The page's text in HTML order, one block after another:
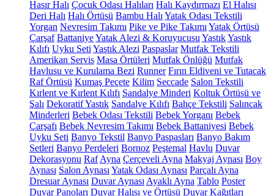
Hasır Halı Çocuk Odası Halıları Halı Kaydırmazı El Halısı
Deri Halı Halı Örtüsü Bambu Halı Yatak Odası Tekstili
Yorgan Nevresim Takımı Pike ve Pike Takımı Yatak Örtüsü
Çarşaf BattaniyeYatak Alezi & Koruyucusu YastıkYastık
Kılıfı Uyku Seti Yastık Alezi Paspaslar Mutfak Tekstili
Amerikan Servis Masa Örtüleri Mutfak Önlüğü Mutfak
Havlusu ve Kurulama Bezi Runner Fırın Eldiveni ve Tutacak
Raf Örtüsü Kumaş Peçete Kilim Seccade Salon Tekstili
Kırlent ve Kırlent Kılıfı Sandalye Minderi Koltuk Örtüsü ve
Şalı Dekoratif Yastık Sandalye Kılıfı Bahçe Tekstili Salıncak
Minderleri Bebek Odası Tekstili Bebek Yorganı Bebek
Çarşafı Bebek Nevresim Takımı Bebek Battaniyesi Bebek
Uyku Seti Banyo Tekstil Banyo Paspasları Banyo Bakım
Setleri Banyo Perdeleri Bornoz Peştemal Havlu Duvar
Dekorasyonu Raf Ayna Çerçeveli Ayna Makyaj Aynası Boy
Aynası Salon Aynası Yatak Odası Aynası Parçalı Ayna
Dresuar Aynası Duvar Aynası Ayaklı Ayna Tablo Poster
Duvar Panoları Duvar Halısı ve Örtüsü Duvar Kağıtları